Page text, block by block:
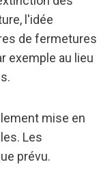
l'idée
de fermetures
exemple au lieu
mise en
Les
prévu.